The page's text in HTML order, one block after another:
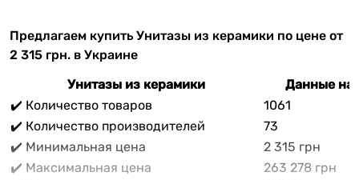
Предлагаем купить Унитазы из керамики по цене от
2 315 грн. в Украине
Унитазы из керамики
Данные на
✔️ Количество товаров
1061
✔️ Количество производителей
73
✔️ Минимальная цена
2 315 грн
✔️ Максимальная цена
263 278 грн